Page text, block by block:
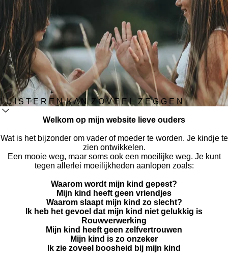
L U I S T E R E N K A N Z O V E E L Z E G G E N
Welkom op mijn website lieve ouders
Wat is het bijzonder om vader of moeder te worden. Je kindje te
zien ontwikkelen.
Een mooie weg, maar soms ook een moeilijke weg. Je kunt
tegen allerlei moeilijkheden aanlopen zoals:
Waarom wordt mijn kind gepest?
Mijn kind heeft geen vriendjes
Waarom slaapt mijn kind zo slecht?
Ik heb het gevoel dat mijn kind niet gelukkig is
Rouwverwerking
Mijn kind heeft geen zelfvertrouwen
Mijn kind is zo onzeker
Ik zie zoveel boosheid bij mijn kind